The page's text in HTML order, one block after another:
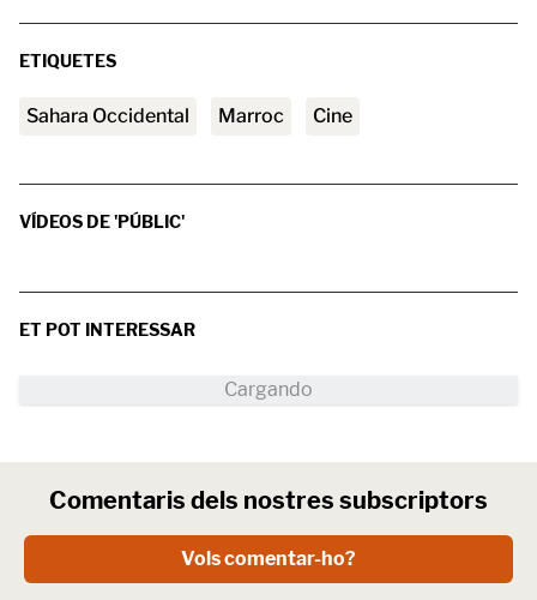
ETIQUETES
Sahara Occidental Marroc cine
VÍDEOS DE 'PÚBLIC'
ET POT INTERESSAR
Comentaris dels nostres subscriptors
Vols comentar-ho?